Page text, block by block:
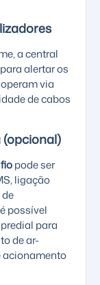
a central
alertar os
via
de cabos
pode ser
ligação
possível
para
de ar-
acionamento